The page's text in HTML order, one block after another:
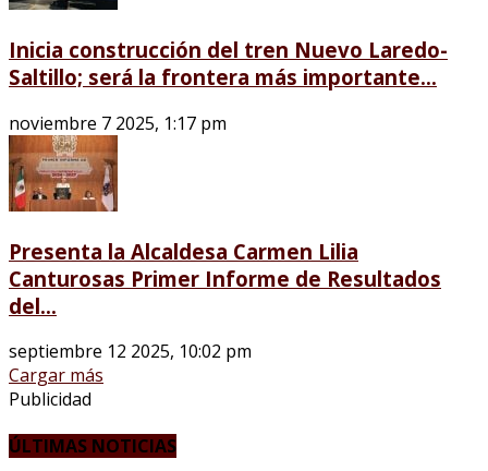
Inicia construcción del tren Nuevo Laredo-
Saltillo; será la frontera más importante...
noviembre 7 2025, 1:17 pm
Presenta la Alcaldesa Carmen Lilia
Canturosas Primer Informe de Resultados
del...
septiembre 12 2025, 10:02 pm
Cargar más
Publicidad
ÚLTIMAS NOTICIAS